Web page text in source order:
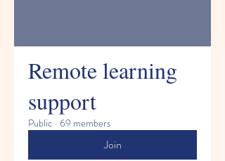
Remote learning
support
Public · 69 members
Join